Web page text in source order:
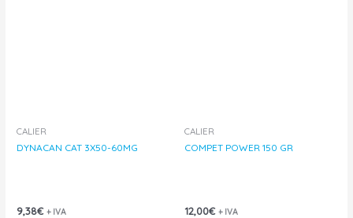
CALIER
DYNACAN CAT 3X50-60MG
9,38€ + IVA
CALIER
COMPET POWER 150 GR
12,00€ + IVA